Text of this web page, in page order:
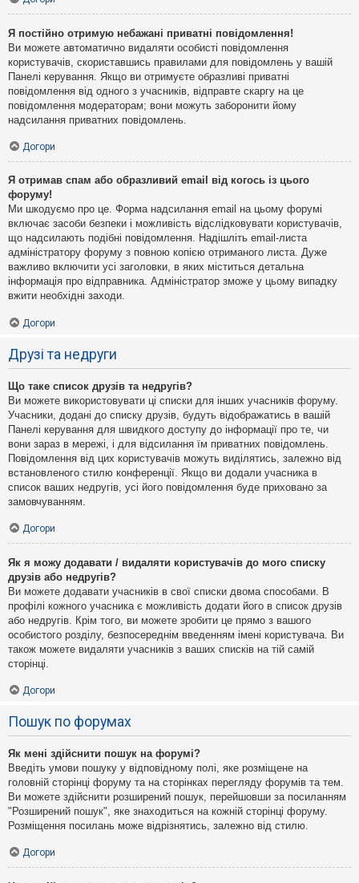
Я постійно отримую небажані приватні повідомлення!
Ви можете автоматично видаляти особисті повідомлення
користувачів, скориставшись правилами для повідомлень у вашій
Панелі керування. Якщо ви отримуєте образливі приватні
повідомлення від одного з учасників, відправте скаргу на це
повідомлення модераторам; вони можуть заборонити йому
надсилання приватних повідомлень.
Догори
Я отримав спам або образливий email від когось із цього
форуму!
Ми шкодуємо про це. Форма надсилання email на цьому форумі
включає засоби безпеки і можливість відслідковувати користувачів,
що надсилають подібні повідомлення. Надішліть email-листа
адміністратору форуму з повною копією отриманого листа. Дуже
важливо включити усі заголовки, в яких міститься детальна
інформація про відправника. Адміністратор зможе у цьому випадку
вжити необхідні заходи.
Догори
Друзі та недруги
Що таке список друзів та недругів?
Ви можете використовувати ці списки для інших учасників форуму.
Учасники, додані до списку друзів, будуть відображатись в вашій
Панелі керування для швидкого доступу до інформації про те, чи
вони зараз в мережі, і для відсилання їм приватних повідомлень.
Повідомлення від цих користувачів можуть виділятись, залежно від
встановленого стилю конференції. Якщо ви додали учасника в
список ваших недругів, усі його повідомлення буде приховано за
замовчуванням.
Догори
Як я можу додавати / видаляти користувачів до мого списку
друзів або недругів?
Ви можете додавати учасників в свої списки двома способами. В
профілі кожного учасника є можливість додати його в список друзів
або недругів. Крім того, ви можете зробити це прямо з вашого
особистого розділу, безпосереднім введенням імені користувача. Ви
також можете видаляти учасників з ваших списків на тій самій
сторінці.
Догори
Пошук по форумах
Як мені здійснити пошук на форумі?
Введіть умови пошуку у відповідному полі, яке розміщене на
головній сторінці форуму та на сторінках перегляду форумів та тем.
Ви можете здійснити розширений пошук, перейшовши за посиланням
"Розширений пошук", яке знаходиться на кожній сторінці форуму.
Розміщення посилань може відрізнятись, залежно від стилю.
Догори